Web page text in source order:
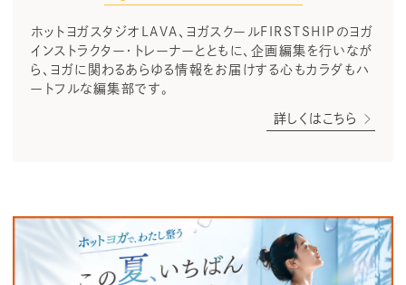
ホットヨガスタジオLAVA、ヨガスクールFIRSTSHIPのヨガ
インストラクター・トレーナーとともに、企画編集を行いなが
ら、ヨガに関わるあらゆる情報をお届けする心もカラダもハ
ートフルな編集部です。
詳しくはこちら